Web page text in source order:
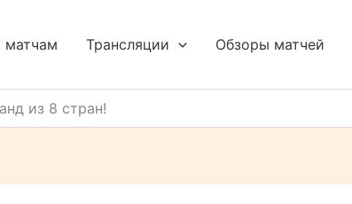
матчам Трансляции Обзоры матчей
из 8 стран!